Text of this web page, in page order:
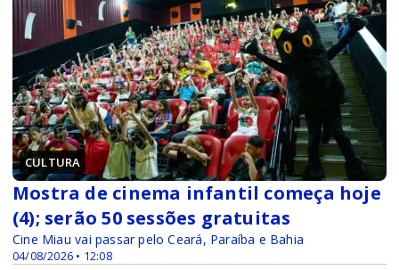
CULTURA
04/08/2026 • 12:08
Mostra de cinema infantil começa hoje
(4); serão 50 sessões gratuitas
Cine Miau vai passar pelo Ceará, Paraíba e Bahia